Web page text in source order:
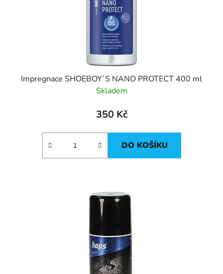
Impregnace SHOEBOY´S NANO PROTECT 400 ml
Skladem
350 Kč
DO KOŠÍKU